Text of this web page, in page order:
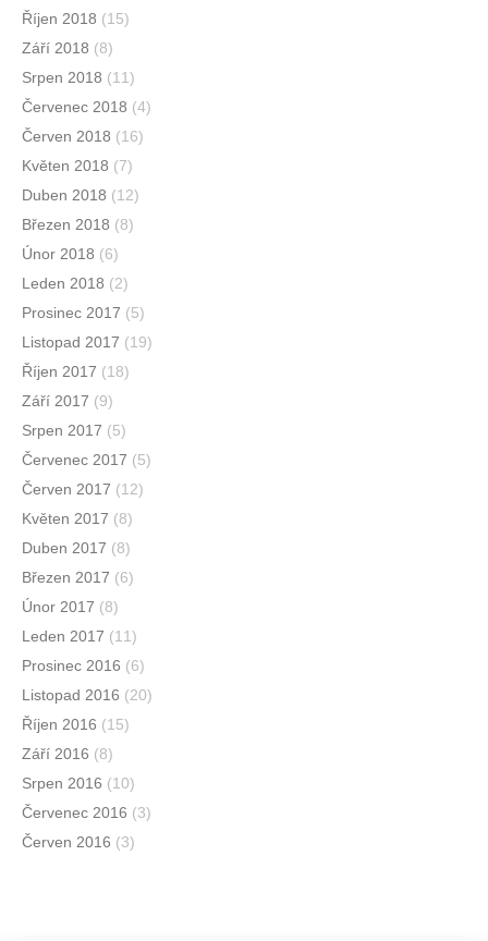
Říjen 2018 (15)
Září 2018 (8)
Srpen 2018 (11)
Červenec 2018 (4)
Červen 2018 (16)
Květen 2018 (7)
Duben 2018 (12)
Březen 2018 (8)
Únor 2018 (6)
Leden 2018 (2)
Prosinec 2017 (5)
Listopad 2017 (19)
Říjen 2017 (18)
Září 2017 (9)
Srpen 2017 (5)
Červenec 2017 (5)
Červen 2017 (12)
Květen 2017 (8)
Duben 2017 (8)
Březen 2017 (6)
Únor 2017 (8)
Leden 2017 (11)
Prosinec 2016 (6)
Listopad 2016 (20)
Říjen 2016 (15)
Září 2016 (8)
Srpen 2016 (10)
Červenec 2016 (3)
Červen 2016 (3)